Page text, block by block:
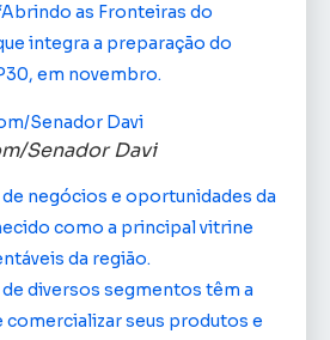
as Fronteiras do
integra a preparação do
em novembro.
Senador Davi
negócios e oportunidades da
como a principal vitrine
da região.
diversos segmentos têm a
comercializar seus produtos e